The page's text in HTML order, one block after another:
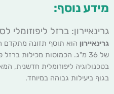
מידע נוסף:
גרינאיירון: ברזל ליפוזומלי
גרינאיירון הוא תוסף תזונה מתקדם
של 36 מ"ג. הכמוסות מכילות
בטכנולוגיה ליפוזומלית חדשנית,
בגוף ביעילות גבוהה במיוחד.